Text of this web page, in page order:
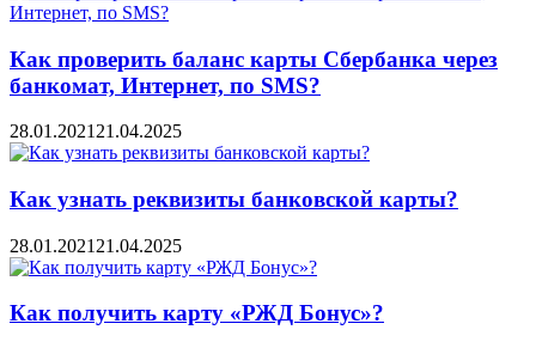
Как проверить баланс карты Сбербанка через
банкомат, Интернет, по SMS?
28.01.2021 21.04.2025
Как узнать реквизиты банковской карты?
28.01.2021 21.04.2025
Как получить карту «РЖД Бонус»?